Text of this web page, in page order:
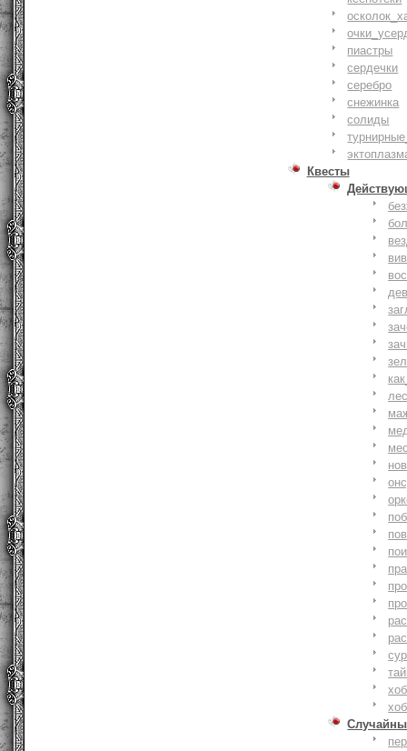
пиастры
сердечки
серебро
снежинка
солиды
Квесты